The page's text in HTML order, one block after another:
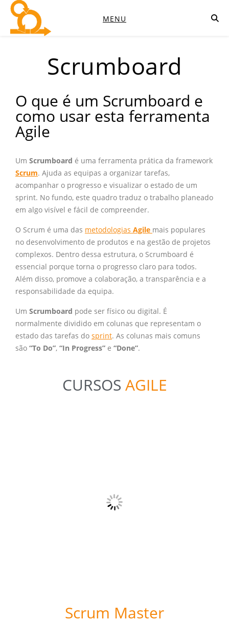
MENU
Scrumboard
O que é um Scrumboard e
como usar esta ferramenta
Agile
Um Scrumboard é uma ferramenta prática da framework
Scrum. Ajuda as equipas a organizar tarefas,
acompanhar o progresso e visualizar o estado de um
sprint. No fundo, este quadro traduz o trabalho planeado
em algo visível e fácil de compreender.
O Scrum é uma das metodologias Agile mais populares
no desenvolvimento de produtos e na gestão de projetos
complexos. Dentro dessa estrutura, o Scrumboard é
essencial porque torna o progresso claro para todos.
Além disso, promove a colaboração, a transparência e a
responsabilidade da equipa.
Um Scrumboard pode ser físico ou digital. É
normalmente dividido em colunas que representam o
estado das tarefas do sprint. As colunas mais comuns
são “To Do”, “In Progress” e “Done”.
CURSOS AGILE
Scrum Master